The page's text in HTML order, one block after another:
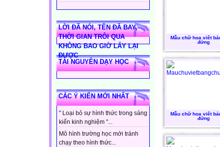
LỜI ĐÃ NÓI, TÊN ĐÃ BAY,
THỜI GIAN TRÔI QUA
KHÔNG BAO GIỜ LẤY LẠI
ĐƯỢC
TÀI NGUYÊN DẠY HỌC
CÁC Ý KIẾN MỚI NHẤT
" Loại bỏ sự hình thức trong sáng
kiến kinh nghiệm "...
Mô hình trường học mới tránh
chạy theo hình thức...
Mẫu chữ hoa viết
đứng
Mẫu chữ hoa viết
đứng